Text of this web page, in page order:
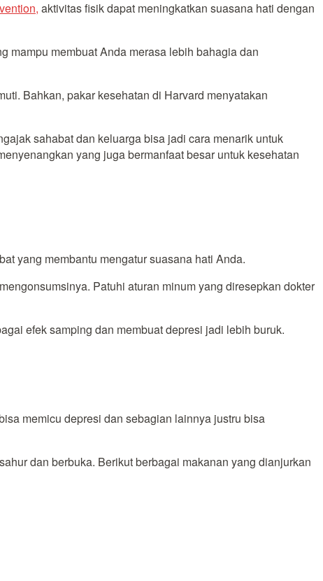
aktivitas fisik dapat meningkatkan suasana hati dengan
mampu membuat Anda merasa lebih bahagia dan
Bahkan, pakar kesehatan di Harvard menyatakan
sahabat dan keluarga bisa jadi cara menarik untuk
yang juga bermanfaat besar untuk kesehatan
yang membantu mengatur suasana hati Anda.
Patuhi aturan minum yang diresepkan dokter
efek samping dan membuat depresi jadi lebih buruk.
memicu depresi dan sebagian lainnya justru bisa
dan berbuka. Berikut berbagai makanan yang dianjurkan